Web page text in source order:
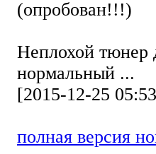
(опробован!!!)
Неплохой тюнер
нормальный ...
[2015-12-25
полная версия